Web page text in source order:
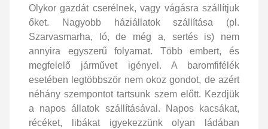
Olykor gazdát cserélnek, vagy vágásra szállítjuk
őket. Nagyobb háziállatok szállítása (pl.
Szarvasmarha, ló, de még a, sertés is) nem
annyira egyszerű folyamat. Több embert, és
megfelelő járművet igényel. A baromfifélék
esetében legtöbbször nem okoz gondot, de azért
néhány szempontot tartsunk szem előtt. Kezdjük
a napos állatok szállításával. Napos kacsákat,
récéket, libákat igyekezzünk olyan ládában